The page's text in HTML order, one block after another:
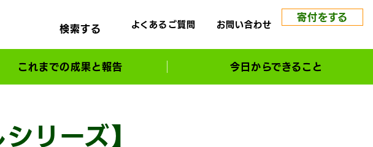
検索する よくあるご質問 お問い合わせ
寄付をする
これまでの成果と報告 今日からできること
リーズ】